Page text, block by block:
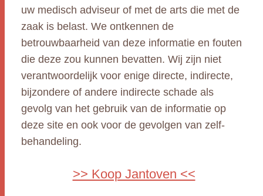
uw medisch adviseur of met de arts die met de
zaak is belast. We ontkennen de
betrouwbaarheid van deze informatie en fouten
die deze zou kunnen bevatten. Wij zijn niet
verantwoordelijk voor enige directe, indirecte,
bijzondere of andere indirecte schade als
gevolg van het gebruik van de informatie op
deze site en ook voor de gevolgen van zelf-
behandeling.
>> Koop Jantoven <<